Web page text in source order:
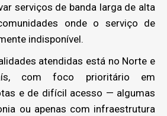
serviços de banda larga de alta
onde o serviço de
indisponível.
atendidas está no Norte e
com foco prioritário em
e de difícil acesso — algumas
ou apenas com infraestrutura